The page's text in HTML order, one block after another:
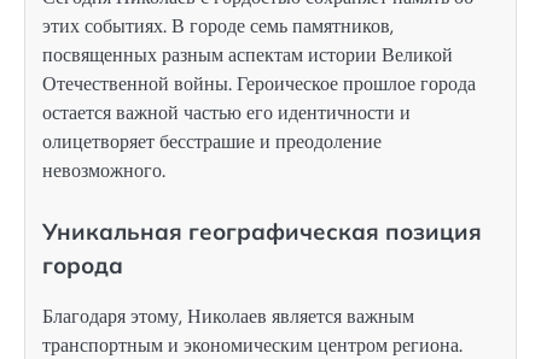
этих событиях. В городе семь памятников,
посвященных разным аспектам истории Великой
Отечественной войны. Героическое прошлое города
остается важной частью его идентичности и
олицетворяет бесстрашие и преодоление
невозможного.
Уникальная географическая позиция
города
Благодаря этому, Николаев является важным
транспортным и экономическим центром региона.